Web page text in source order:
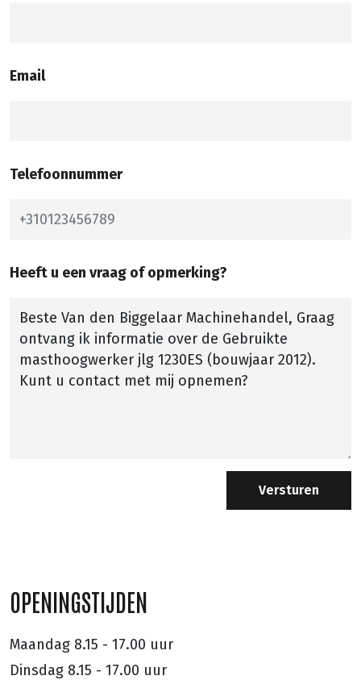
Email
Telefoonnummer
Heeft u een vraag of opmerking?
Versturen
OPENINGSTIJDEN
Maandag 8.15 - 17.00 uur
Dinsdag 8.15 - 17.00 uur